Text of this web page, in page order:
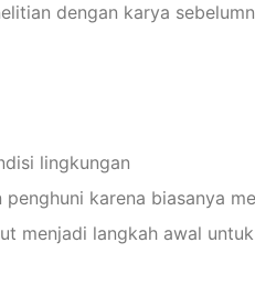
dengan karya
lingkungan
karena biasanya
menjadi langkah awal